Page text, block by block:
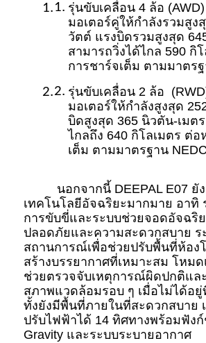
รุ่นขับเคลื่อน 4 ล้อ
มอเตอร์คู่ให้กำลังรวมสูง
วัตต์ แรงบิดรวมสูงสุด
สามารถวิ่งได้ไกล 590 กิ
การชาร์จเต็ม ตามมาตร
รุ่นขับเคลื่อน 2 ล้อ
มอเตอร์ให้กำลังสูงสุด
บิดสูงสุด 365 นิวตัน-เมต
ไกลถึง 640 กิโลเมตร ต่อ
เต็ม ตามมาตรฐาน NEDC
นอกจากนี้ DEEPAL E07 ยั
เทคโนโลยีอัจฉริยะมากมาย อาทิ
การขับขี่และระบบช่วยจอดอัจฉริ
ปลอดภัยและความสะดวกสบาย ร
สถานการณ์เพื่อช่วยปรับพื้นที่ห้อง
สร้างบรรยากาศที่เหมาะสม โหมด
ช่วยตรวจจับเหตุการณ์ผิดปกติแล
สภาพแวดล้อมรอบ ๆ เมื่อไม่ได้อยู่
ทั้งยังมีพื้นที่ภายในที่สะดวกสบาย
ปรับไฟฟ้าได้ 14 ทิศทางพร้อมฟังก์
Gravity และระบบระบายอากาศ